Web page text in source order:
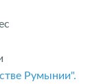
Румынии".